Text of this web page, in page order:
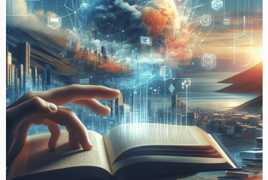
sadece taranmış metinleri değil, aynı zamanda
içeriklerini de dijital ortama aktarmaktadır. Bu sayede
orijinal görünümü korunarak, dijital ortamda da
deneyimi sunulmaktadır.
Bununla birlikte, yapay zeka destekli çözümler,
yazımını tanıyarak, dilbilgisi ve yazım hatalarını
düzeltmektedir. Bu sayede dijital kopyalar daha
anlaşılır hale gelmektedir.